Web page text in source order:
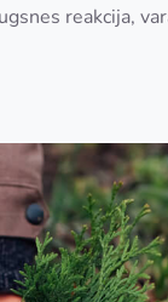
reakcija,